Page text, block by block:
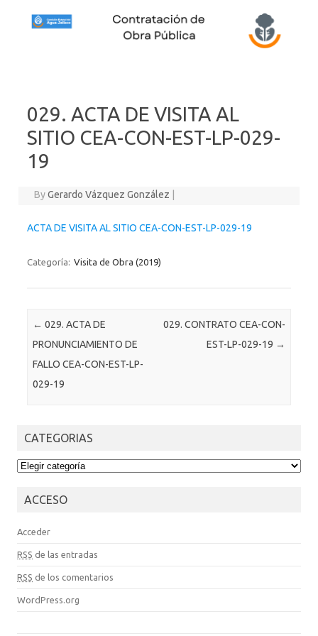
029. ACTA DE VISITA AL
SITIO CEA-CON-EST-LP-029-
19
ByGerardo Vázquez González
ACTA DE VISITA AL SITIO CEA-CON-EST-LP-029-19
Categoría: Visita de Obra (2019)
Post navigation
← 029. ACTA DE
PRONUNCIAMIENTO DE
FALLO CEA-CON-EST-LP-
029-19
029. CONTRATO CEA-CON-
EST-LP-029-19 →
CATEGORIAS
CATEGORIAS
ACCESO
Acceder
RSS de las entradas
RSS de los comentarios
WordPress.org